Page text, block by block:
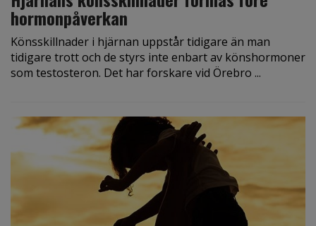
hormonpåverkan
Könsskillnader i hjärnan uppstår tidigare än man
tidigare trott och de styrs inte enbart av könshormoner
som testosteron. Det har forskare vid Örebro ...